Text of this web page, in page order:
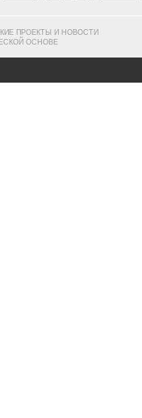
ПРОЕКТЫ И НОВОСТИ
ОСНОВЕ